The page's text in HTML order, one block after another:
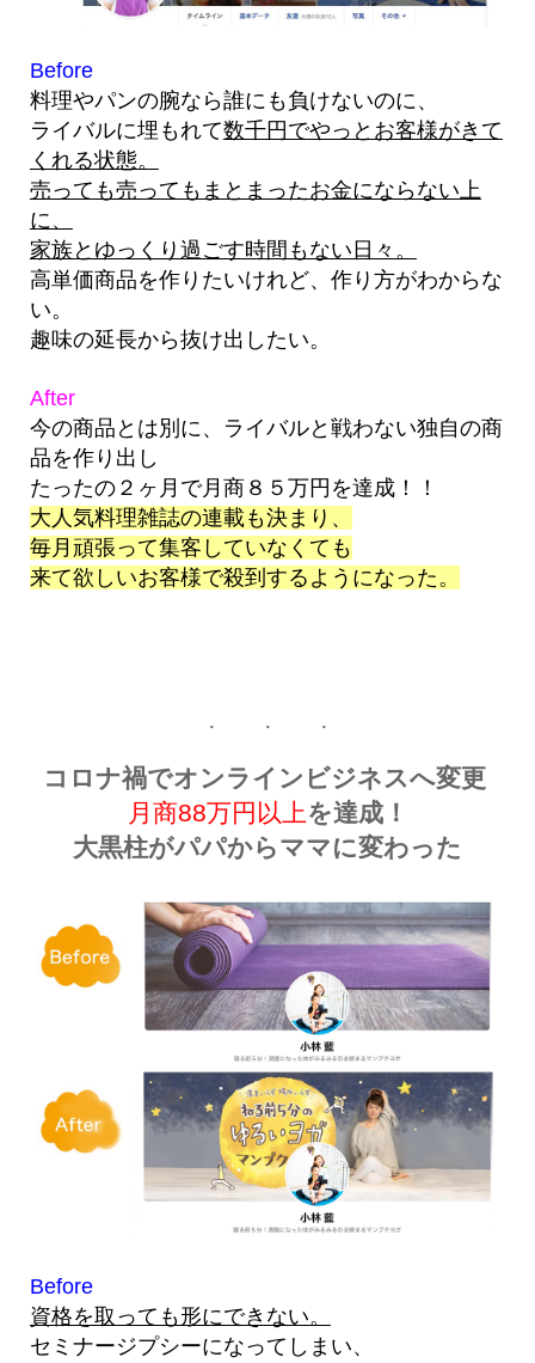
Before
料理やパンの腕なら誰にも負けないのに、
ライバルに埋もれて数千円でやっとお客様がきて
くれる状態。
売っても売ってもまとまったお金にならない上
に、
家族とゆっくり過ごす時間もない日々。
高単価商品を作りたいけれど、作り方がわからな
い。
趣味の延長から抜け出したい。
After
今の商品とは別に、ライバルと戦わない独自の商
品を作り出し
たったの２ヶ月で月商８５万円を達成！！
大人気料理雑誌の連載も決まり、
毎月頑張って集客していなくても
来て欲しいお客様で殺到するようになった。
コロナ禍でオンラインビジネスへ変更
月商88万円 以上を達成！
大黒柱がパパからママに変わった
Before
資格を取っても形にできない。
セミナージプシーになってしまい、